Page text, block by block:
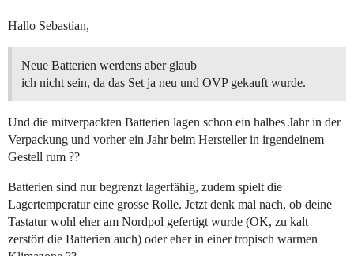
Hallo Sebastian,
Neue Batterien werdens aber glaub
ich nicht sein, da das Set ja neu und OVP gekauft wurde.
Und die mitverpackten Batterien lagen schon ein halbes Jahr in der
Verpackung und vorher ein Jahr beim Hersteller in irgendeinem
Gestell rum ??
Batterien sind nur begrenzt lagerfähig, zudem spielt die
Lagertemperatur eine grosse Rolle. Jetzt denk mal nach, ob deine
Tastatur wohl eher am Nordpol gefertigt wurde (OK, zu kalt
zerstört die Batterien auch) oder eher in einer tropisch warmen